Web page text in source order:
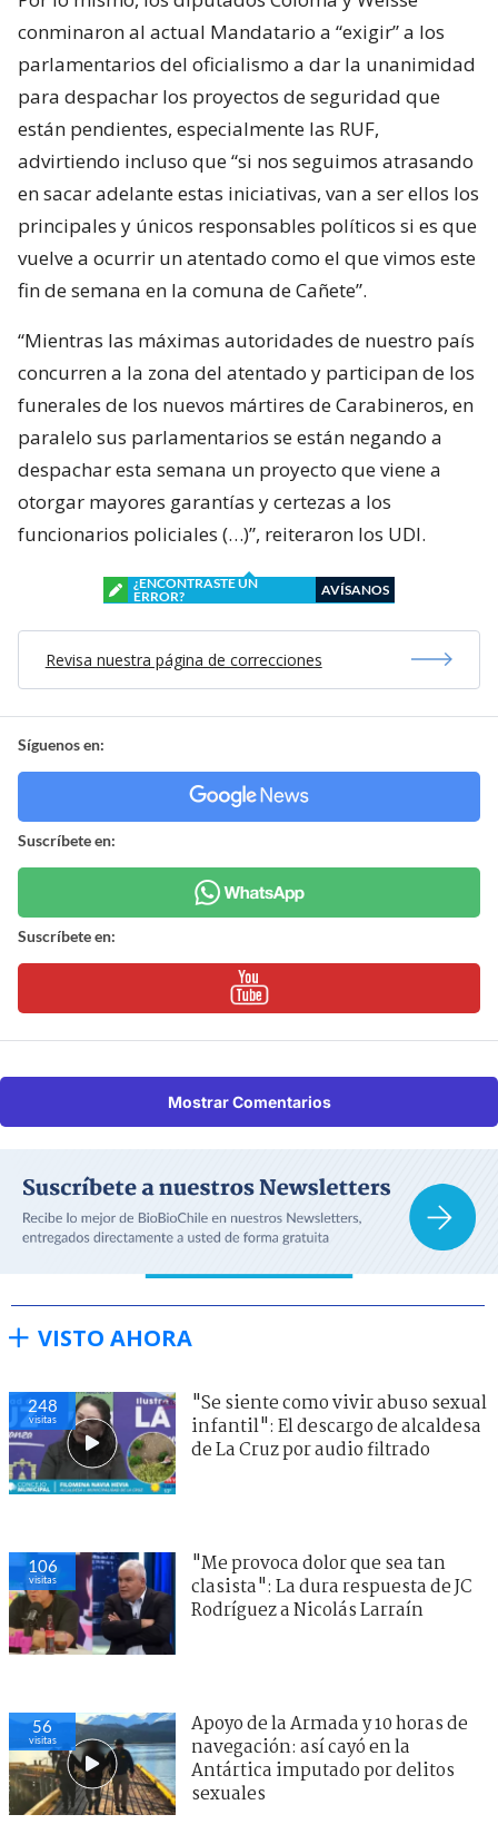
conminaron al actual Mandatario a “exigir” a los
parlamentarios del oficialismo a dar la unanimidad
para despachar los proyectos de seguridad que
están pendientes, especialmente las RUF,
advirtiendo incluso que “si nos seguimos atrasando
en sacar adelante estas iniciativas, van a ser ellos los
principales y únicos responsables políticos si es que
vuelve a ocurrir un atentado como el que vimos este
fin de semana en la comuna de Cañete”.
“Mientras las máximas autoridades de nuestro país
concurren a la zona del atentado y participan de los
funerales de los nuevos mártires de Carabineros, en
paralelo sus parlamentarios se están negando a
despachar esta semana un proyecto que viene a
otorgar mayores garantías y certezas a los
funcionarios policiales (…)”, reiteraron los UDI.
¿ENCONTRASTE UN
ERROR?
AVÍSANOS
Revisa nuestra página de correcciones
Síguenos en:
Suscríbete en:
Suscríbete en:
Mostrar Comentarios
VISTO AHORA
248
visitas
"Se siente como vivir abuso sexual
infantil": El descargo de alcaldesa
de La Cruz por audio filtrado
106
visitas
"Me provoca dolor que sea tan
clasista": La dura respuesta de JC
Rodríguez a Nicolás Larraín
56
visitas
Apoyo de la Armada y 10 horas de
navegación: así cayó en la
Antártica imputado por delitos
sexuales